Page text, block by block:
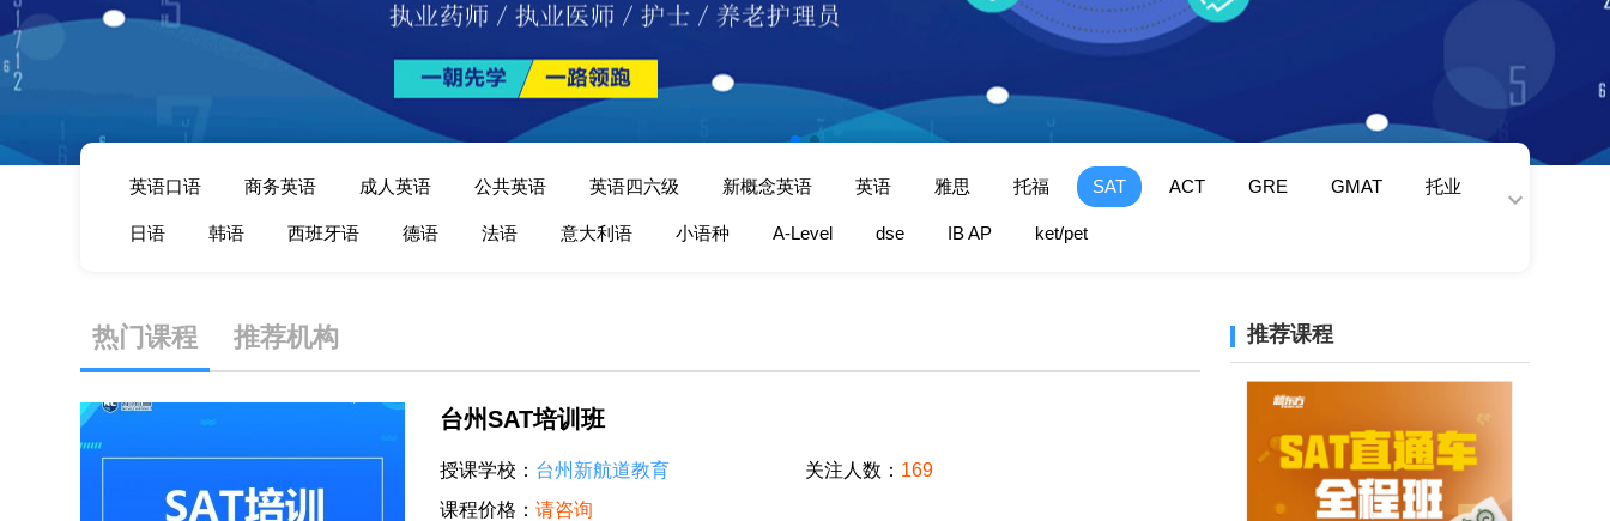
英语口语 商务英语 成人英语 公共英语 英语四六级 新概念英语 英语 雅思 托福 SAT ACT GRE GMAT 托业
日语 韩语 西班牙语 德语 法语 意大利语 小语种 A-Level dse IB AP ket/pet
热门课程 推荐机构
台州SAT培训班
授课学校： 台州新航道教育 关注人数： 169
课程价格： 请咨询
推荐课程